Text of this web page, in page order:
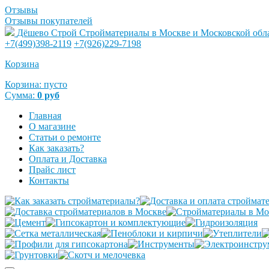
Отзывы
Отзывы покупателей
Дёшево Строй Стройматериалы в Москве и Московской
+7(499)398-2119 +7(926)229-7198
Корзина
Корзина: пусто
Сумма: 0 руб
Главная
О магазине
Статьи о ремонте
Как заказать?
Оплата и Доставка
Прайс лист
Контакты